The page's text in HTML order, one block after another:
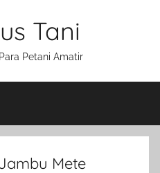
Tani
Petani Amatir
Mete